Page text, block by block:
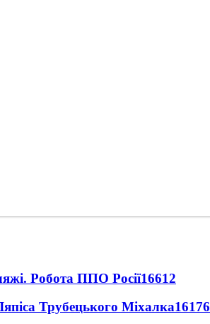
Робота ППО Росії16612
Трубецького Міхалка16176